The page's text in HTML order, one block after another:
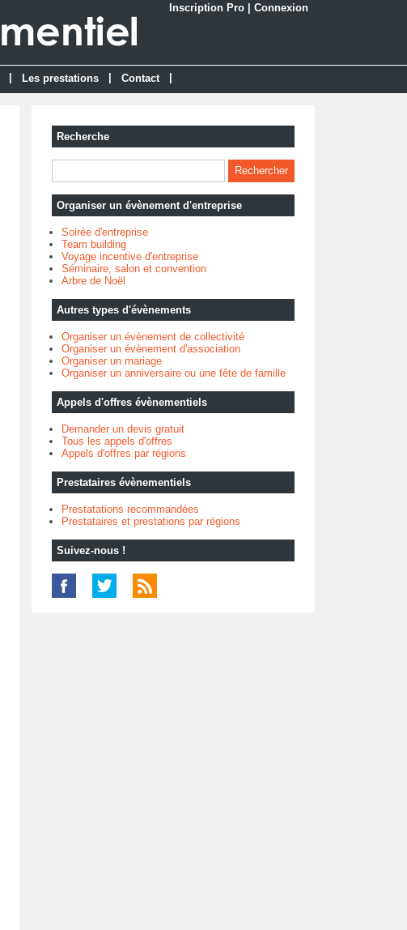
Inscription Pro Connexion
Les prestations Contact
Recherche
Organiser un évènement d'entreprise
Soirée d'entreprise
Team building
Voyage incentive d'entreprise
Séminaire, salon et convention
Arbre de Noël
Autres types d'évènements
Organiser un évènement de collectivité
Organiser un évènement d'association
Organiser un mariage
Organiser un anniversaire ou une fête de famille
Appels d'offres évènementiels
Demander un devis gratuit
Tous les appels d'offres
Appels d'offres par régions
Prestataires évènementiels
Prestatations recommandées
Prestataires et prestations par régions
Suivez-nous !